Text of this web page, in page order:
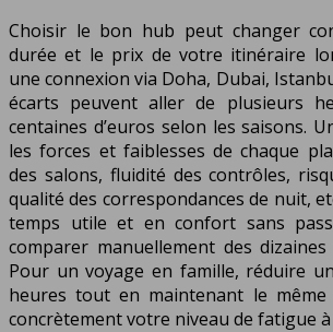
Choisir le bon hub peut changer
durée et le prix de votre itinéraire
une connexion via Doha, Dubai,
écarts peuvent aller de plusieurs
centaines d’euros selon les saisons.
les forces et faiblesses de chaque
des salons, fluidité des contrôles,
qualité des correspondances de nuit,
temps utile et en confort sans
comparer manuellement des
Pour un voyage en famille, réduire
heures tout en maintenant le
concrètement votre niveau de fatigue à